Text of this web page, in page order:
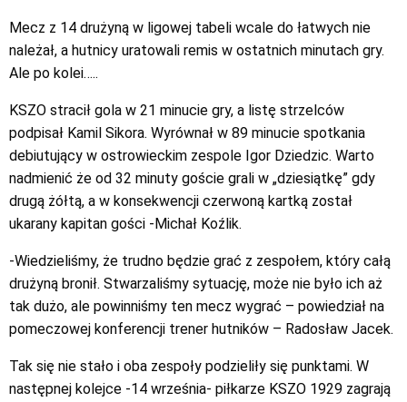
Mecz z 14 drużyną w ligowej tabeli wcale do łatwych nie
należał, a hutnicy uratowali remis w ostatnich minutach gry.
Ale po kolei…..
KSZO stracił gola w 21 minucie gry, a listę strzelców
podpisał Kamil Sikora. Wyrównał w 89 minucie spotkania
debiutujący w ostrowieckim zespole Igor Dziedzic. Warto
nadmienić że od 32 minuty goście grali w „dziesiątkę” gdy
drugą żółtą, a w konsekwencji czerwoną kartką został
ukarany kapitan gości -Michał Koźlik.
-Wiedzieliśmy, że trudno będzie grać z zespołem, który całą
drużyną bronił. Stwarzaliśmy sytuację, może nie było ich aż
tak dużo, ale powinniśmy ten mecz wygrać – powiedział na
pomeczowej konferencji trener hutników – Radosław Jacek.
Tak się nie stało i oba zespoły podzieliły się punktami. W
następnej kolejce -14 września- piłkarze KSZO 1929 zagrają